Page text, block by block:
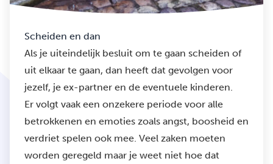
Scheiden en dan
Als je uiteindelijk besluit om te gaan scheiden of
uit elkaar te gaan, dan heeft dat gevolgen voor
jezelf, je ex-partner en de eventuele kinderen.
Er volgt vaak een onzekere periode voor alle
betrokkenen en emoties zoals angst, boosheid en
verdriet spelen ook mee. Veel zaken moeten
worden geregeld maar je weet niet hoe dat